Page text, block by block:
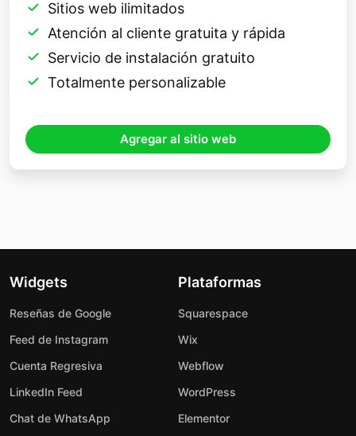
Sitios web ilimitados
Atención al cliente gratuita y rápida
Servicio de instalación gratuito
Totalmente personalizable
Agregar al sitio web
Widgets
Reseñas de Google
Feed de Instagram
Cuenta Regresiva
LinkedIn Feed
Chat de WhatsApp
Plataformas
Squarespace
Wix
Webflow
WordPress
Elementor